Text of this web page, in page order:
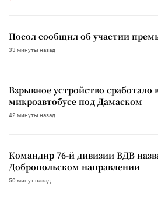
Посол сообщил об участии
33 минуты назад
Взрывное устройство сработало
микроавтобусе под Дамаском
42 минуты назад
Командир 76-й дивизии ВДВ
Добропольском направлении
50 минут назад